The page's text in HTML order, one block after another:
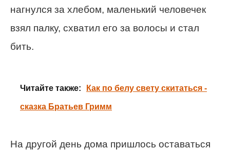
нагнулся за хлебом, маленький человечек
взял палку, схватил его за волосы и стал
бить.
Читайте также: Как по белу свету скитаться -
сказка Братьев Гримм
На другой день дома пришлось оставаться